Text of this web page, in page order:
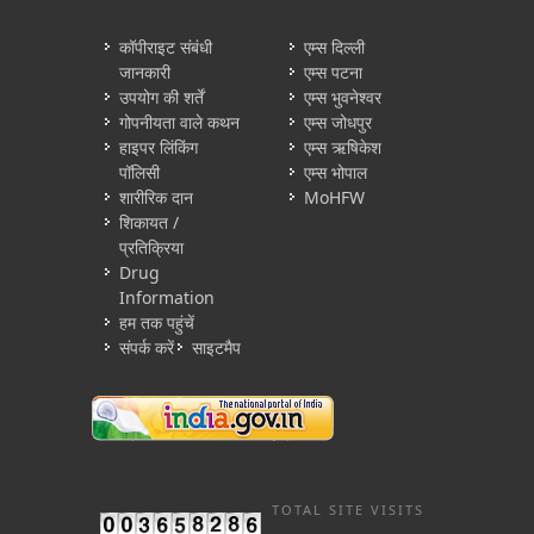
कॉपीराइट संबंधी
जानकारी
उपयोग की शर्तें
गोपनीयता वाले कथन
हाइपर लिंकिंग
पॉलिसी
शारीरिक दान
शिकायत /
प्रतिक्रिया
Drug
Information
हम तक पहुंचें
संपर्क करें
साइटमैप
एम्स दिल्ली
एम्स पटना
एम्स भुवनेश्वर
एम्स जोधपुर
एम्स ऋषिकेश
एम्स भोपाल
MoHFW
TOTAL SITE VISITS